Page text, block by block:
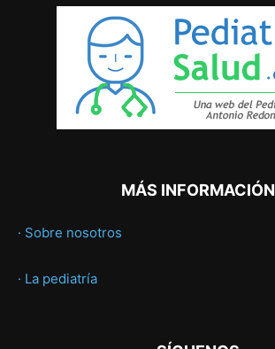
MÁS INFORMACIÓN
· Sobre nosotros
· La pediatría